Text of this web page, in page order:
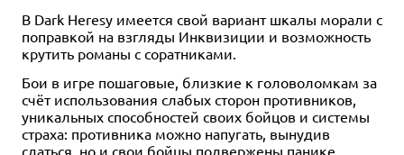
В Dark Heresy имеется свой вариант шкалы морали с
поправкой на взгляды Инквизиции и возможность
крутить романы с соратниками.
Бои в игре пошаговые, близкие к головоломкам за
счёт использования слабых сторон противников,
уникальных способностей своих бойцов и системы
страха: противника можно напугать, вынудив
сдаться, но и свои бойцы подвержены панике,